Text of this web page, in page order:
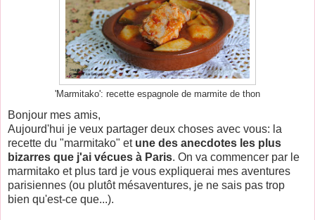
'Marmitako': recette espagnole de marmite de thon
Bonjour mes amis,
Aujourd'hui je veux partager deux choses avec vous: la
recette du "marmitako" et une des anecdotes les plus
bizarres que j'ai vécues à Paris. On va commencer par le
marmitako et plus tard je vous expliquerai mes aventures
parisiennes (ou plutôt mésaventures, je ne sais pas trop
bien qu'est-ce que...).